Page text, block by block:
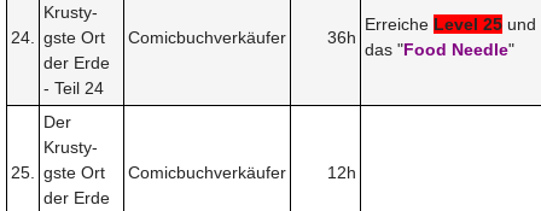
24.
Krusty-
gste Ort
der Erde
- Teil 24
Comicbuchverkäufer 36h
Erreiche Level 25 und
das "Food Needle"
25.
Der
Krusty-
gste Ort
der Erde
Comicbuchverkäufer 12h